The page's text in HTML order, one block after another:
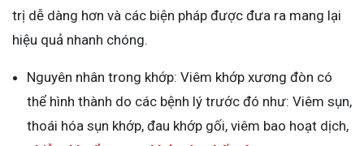
trị dễ dàng hơn và các biện pháp được đưa ra mang lại
hiệu quả nhanh chóng.
Nguyên nhân trong khớp: Viêm khớp xương đòn có
thể hình thành do các bệnh lý trước đó như: Viêm sụn,
thoái hóa sụn khớp, đau khớp gối, viêm bao hoạt dịch,